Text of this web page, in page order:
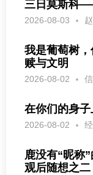
三日莫斯科
2026-08-03
我是葡萄树
赎与文明
2026-08-02
在你们的身
2026-08-02
鹿没有“昵称
观后随想之二